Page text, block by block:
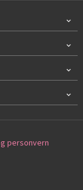
personvern